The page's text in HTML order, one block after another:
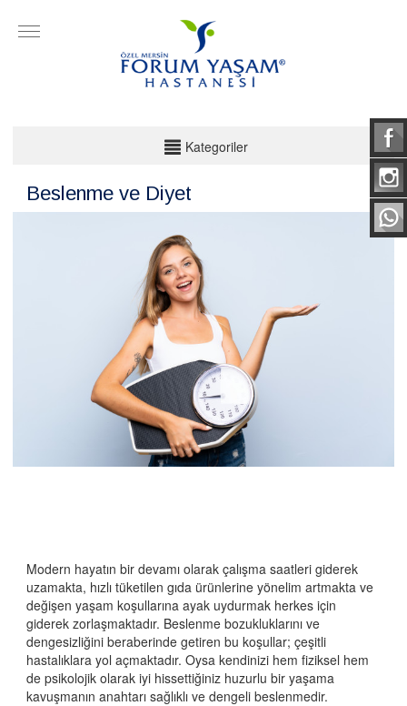
Acil Servis
Ameliyathane
Anestezi Ve Reanimasyon
Beslenme ve Diyet
Beyin ve Sinir Cerrahisi
Çocuk Sağlığı ve Hastalıkları
Dermatoloji
Genel Cerrahi
Genel Yoğun Bakım Ünitesi
Göz Sağlığı ve Hastalıkları
Kardiyoloji
Karma Servis
Koroner Yoğun Bakım Ünitesi
Kulak Burun Boğaz
Laboratuvar ve Kan Transfüzyon Merkezi
Kategoriler
Beslenme ve Diyet
Modern hayatın bir devamı olarak çalışma saatleri giderek
uzamakta, hızlı tüketilen gıda ürünlerine yönelim artmakta ve
değişen yaşam koşullarına ayak uydurmak herkes için
giderek zorlaşmaktadır. Beslenme bozukluklarını ve
dengesizliğini beraberinde getiren bu koşullar; çeşitli
hastalıklara yol açmaktadır. Oysa kendinizi hem fiziksel hem
de psikolojik olarak iyi hissettiğiniz huzurlu bir yaşama
kavuşmanın anahtarı sağlıklı ve dengeli beslenmedir.